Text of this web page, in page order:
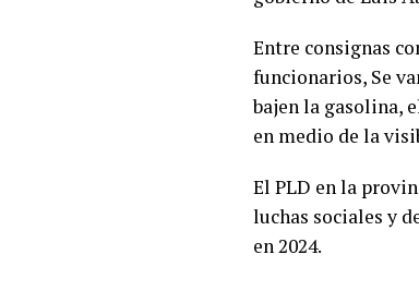
Entre consignas
funcionarios, Se
bajen la gasolina,
en medio de la
El PLD en la
luchas sociales y
en 2024.